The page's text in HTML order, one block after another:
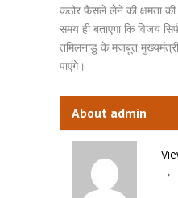
कठोर फैसले लेने की क्षमता
समय ही बताएगा कि विजय
तमिलनाडु के मजबूत
पाएंगे।
About admin
→